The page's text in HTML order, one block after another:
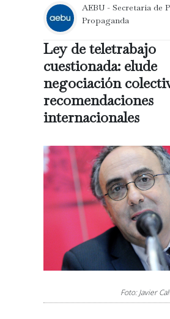
AEBU - Secretaría de
Propaganda
Ley de teletrabajo
cuestionada: elude
negociación
recomendaciones
internacionales
Foto: Javier